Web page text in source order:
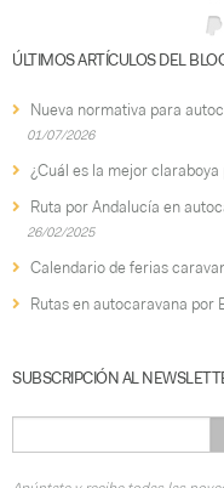
ÚLTIMOS ARTÍCULOS DEL
Nueva normativa para
01/07/2026
¿Cuál es la mejor
Ruta por Andalucía en
26/02/2025
Calendario de ferias
Rutas en autocaravana por
SUBSCRIPCIÓN AL